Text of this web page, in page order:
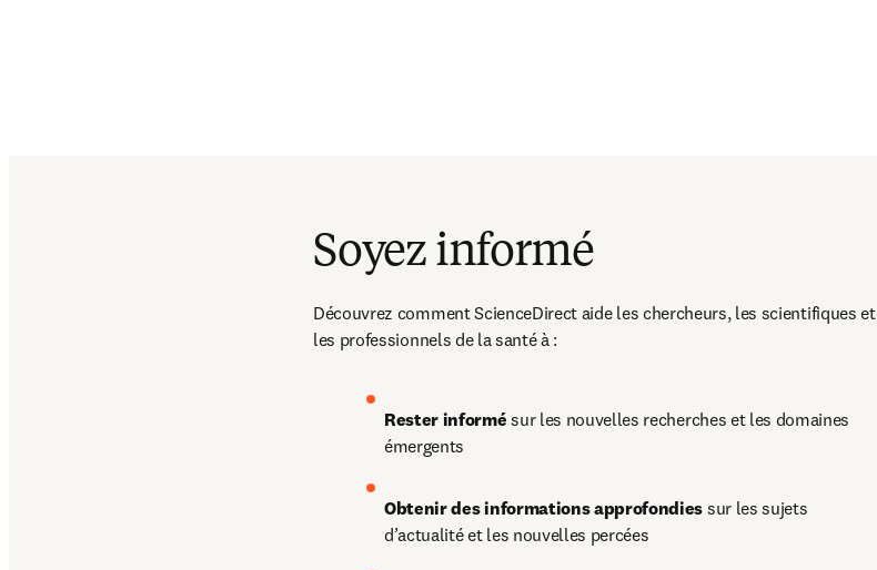
Soyez informé
Découvrez comment ScienceDirect aide les chercheurs, les scientifiques et
les professionnels de la santé à :
Rester informé sur les nouvelles recherches et les domaines
émergents
Obtenir des informations approfondies sur les sujets
d’actualité et les nouvelles percées